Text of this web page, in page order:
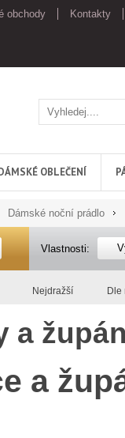
obchody
Kontakty
OBLEČENÍ
Dámské noční prádlo
Vlastnosti:
Nejdražší Dle
a
a